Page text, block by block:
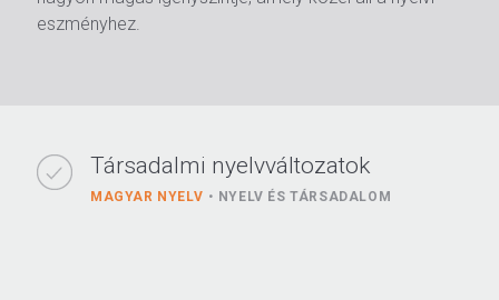
eszményhez.
Társadalmi nyelvváltozatok
MAGYAR NYELV NYELV ÉS TÁRSADALOM